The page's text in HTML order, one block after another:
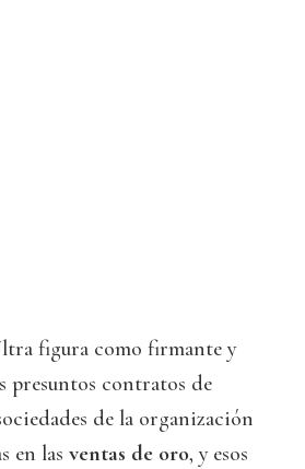
figura como firmante y
presuntos contratos de
de la organización
en las ventas de oro, y esos